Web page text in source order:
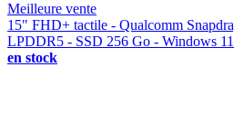
Meilleure vente
15" FHD+ tactile - Qualcomm
LPDDR5 - SSD 256 Go - Windows
en stock